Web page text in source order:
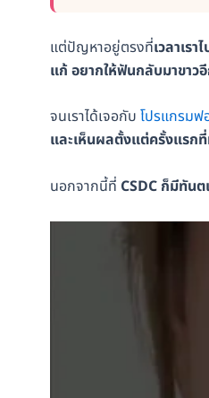
แต่ปัญหาอยู่ตรงที่เวลาเร
แก้ อยากให้ฟันกลับมาขาว
จนเราได้เจอกับ โปรแกรม
และเห็นผลตั้งแต่ครั้งแรกที่
นอกจากนี้ที่ CSDC ก็มีทัน